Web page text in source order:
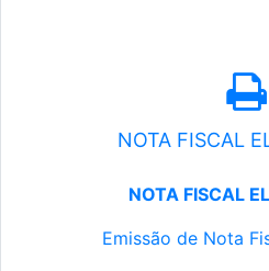
NOTA FISCAL
NOTA FISCAL
Emissão de Nota